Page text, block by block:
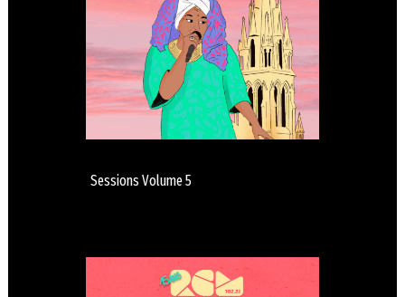
Sessions Volume 5